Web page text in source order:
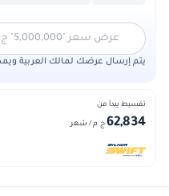
عرض سعر "5,000,000" ج.م
يتم إرسال عرضك لمالك العربية
تقسيط يبدأ من
62,834 ج.م / شهر